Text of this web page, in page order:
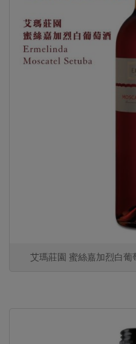
艾瑪莊園 蜜絲嘉加烈白葡